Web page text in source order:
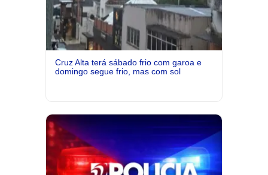
Cruz Alta terá sábado frio com garoa e
domingo segue frio, mas com sol